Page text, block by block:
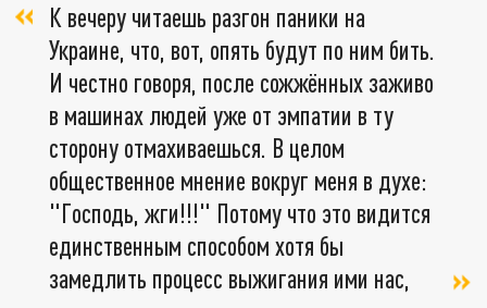
К вечеру читаешь разгон паники на
Украине, что, вот, опять будут по ним бить.
И честно говоря, после сожжённых заживо
в машинах людей уже от эмпатии в ту
сторону отмахиваешься. В целом
общественное мнение вокруг меня в духе:
"Господь, жги!!!" Потому что это видится
единственным способом хотя бы
замедлить процесс выжигания ими нас,